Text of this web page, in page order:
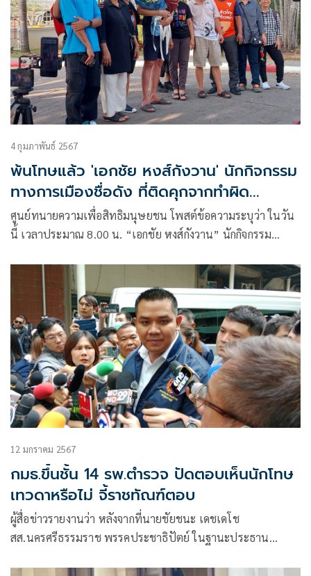
4 กุมภาพันธ์ 2567
พ้นโทษแล้ว 'เอกชัย หงส์กังวาน' นักกิจกรรม
ทางการเมืองชื่อดัง ที่ติดคุกจากทำผิด
พ.ร.บ.คอมฯ
ศูนย์ทนายความเพื่อสิทธิมนุษยชน โพสต์ข้อความระบุว่า ในวัน
นี้ เวลาประมาณ 8.00 น. “เอกชัย หงส์กังวาน” นักกิจกรรม
12 มกราคม 2567
กมธ.ขึ้นชั้น 14 รพ.ตำรวจ ปัดตอบเห็นนักโทษ
เทวดาหรือไม่ จี้ราชทัณฑ์ตอบ
ผู้สื่อข่าวรายงานว่า หลังจากที่นายชัยชนะ เดชเดโช
สส.นครศรีธรรมราช พรรคประชาธิปัตย์ ในฐานะประธาน